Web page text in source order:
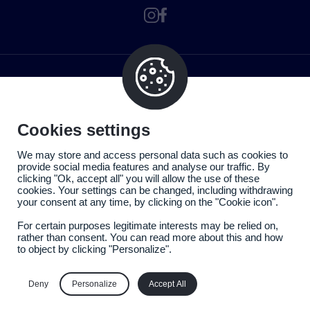
Cookies settings
We may store and access personal data such as cookies to
provide social media features and analyse our traffic. By
clicking "Ok, accept all" you will allow the use of these
cookies. Your settings can be changed, including withdrawing
your consent at any time, by clicking on the "Cookie icon".
For certain purposes legitimate interests may be relied on,
rather than consent. You can read more about this and how
to object by clicking "Personalize".
Deny Personalize Accept All